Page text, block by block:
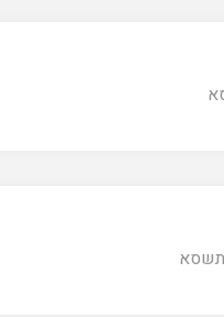
תשסא